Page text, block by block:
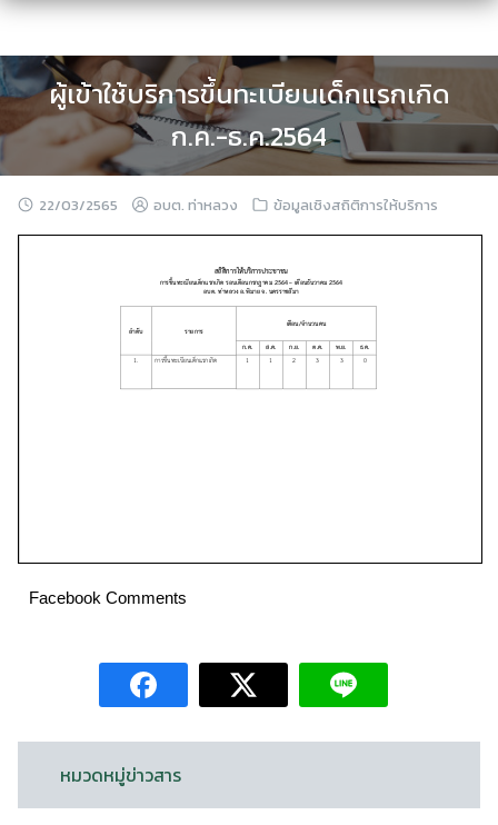
Skip
content
ผู้เข้าใช้บริการขึ้นทะเบียนเด็กแรกเกิด
ก.ค.-ธ.ค.2564
22/03/2565 อบต. ท่าหลวง ข้อมูลเชิงสถิติการให้บริการ
Facebook Comments
หมวดหมู่ข่าวสาร